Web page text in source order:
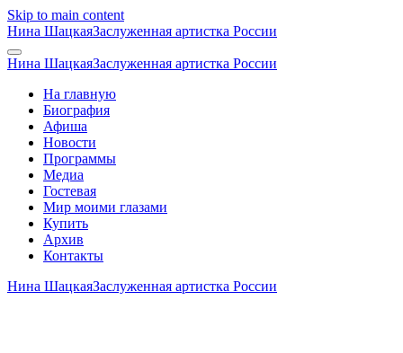
Skip to main content
Нина ШацкаяЗаслуженная артистка России
Нина ШацкаяЗаслуженная артистка России
На главную
Биография
Афиша
Новости
Программы
Медиа
Гостевая
Мир моими глазами
Купить
Архив
Контакты
Нина ШацкаяЗаслуженная артистка России